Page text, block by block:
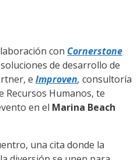
con Cornerstone
de desarrollo de
e Improven, consultoría
Recursos Humanos, te
en el Marina Beach
una cita donde la